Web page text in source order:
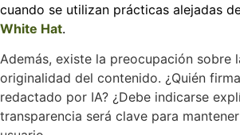
cuando se utilizan prácticas alejadas
White Hat.
Además, existe la preocupación sobre
originalidad del contenido. ¿Quién
redactado por IA? ¿Debe indicarse
transparencia será clave para